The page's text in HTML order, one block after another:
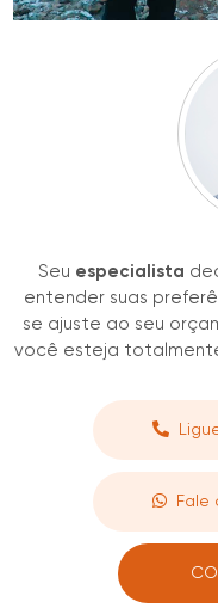
Seu especialista
entender suas
se ajuste ao seu
você esteja
Fale